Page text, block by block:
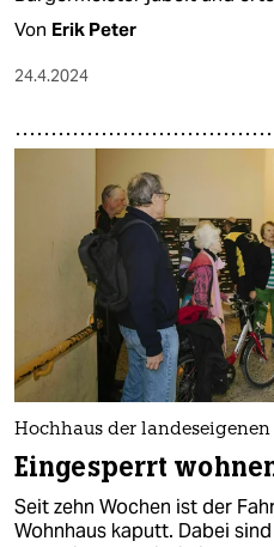
Von Erik Peter
24.4.2024
Hochhaus der
Eingesperrt
Seit zehn Wochen ist der
Wohnhaus kaputt. Dabei